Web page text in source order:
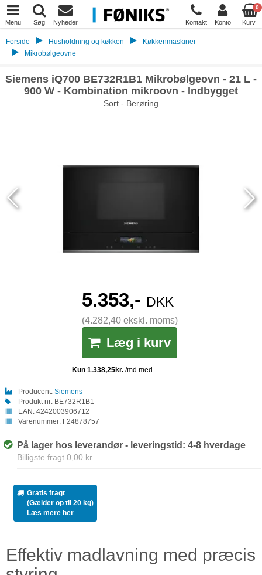
Menu Søg Nyheder Kontakt Konto
0
Kurv
Forside Husholdning og køkken
Køkkenmaskiner
Mikrobølgeovne
Siemens iQ700 BE732R1B1 Mikrobølgeovn - 21 L -
900 W - Kombination mikroovn - Indbygget
Sort - Berøring
5.353,- DKK
(4.282,40 ekskl. moms)
Læg i kurv
Producent: Siemens
Produkt nr: BE732R1B1
EAN: 4242003906712
Varenummer: F24878757
På lager hos leverandør - leveringstid: 4-8 hverdage
Billigste fragt 0,00 kr.
Gratis fragt
(Gælder op til 20 kg)
Læs mere her
Effektiv madlavning med præcis